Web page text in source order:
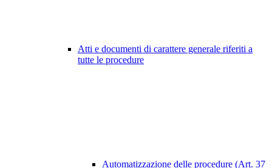
Atti e documenti di carattere generale riferiti a
tutte le procedure
Automatizzazione delle procedure (Art. 37